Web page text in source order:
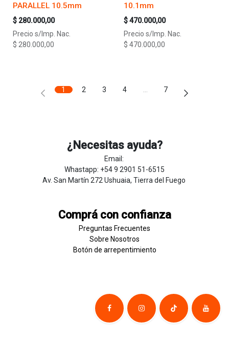
PARALLEL 10.5mm
$ 280.000,00
Precio s/Imp. Nac.
$ 280.000,00
10.1mm
$470.000,00
Precio s/Imp. Nac.
$ 470.000,00
1 2 3 4 … 7
¿Necesitas ayuda?
Email:
Whastapp: +54 9 2901 51-6515
Av. San Martín 272 Ushuaia, Tierra del Fuego
Comprá con confianza
Preguntas Frecuentes
Sobre Nosotros
Botón de ​arrepentim​​​iento